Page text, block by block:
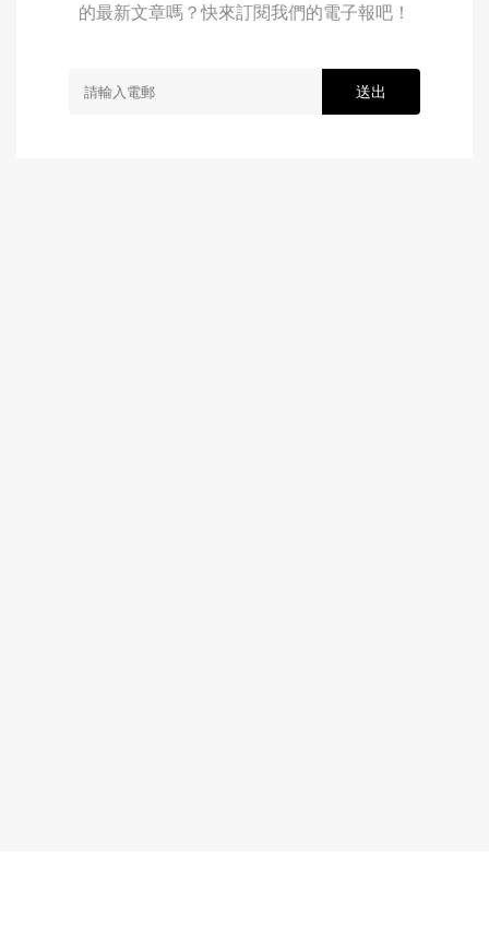
的最新文章嗎？快來訂閱我們的電子報吧！
送出